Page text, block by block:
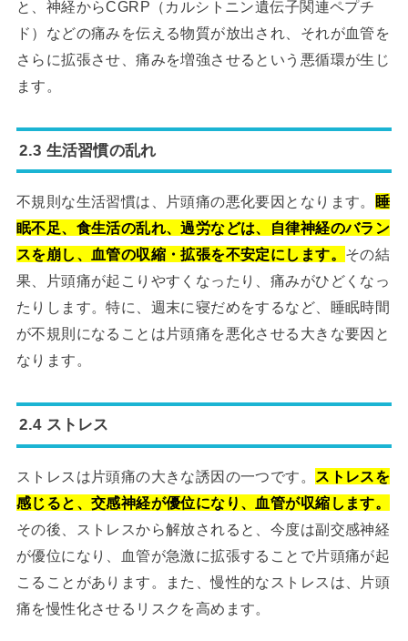
と、神経からCGRP（カルシトニン遺伝子関連ペプチ
ド）などの痛みを伝える物質が放出され、それが血管を
さらに拡張させ、痛みを増強させるという悪循環が生じ
ます。
2.3 生活習慣の乱れ
不規則な生活習慣は、片頭痛の悪化要因となります。
睡
眠不足、食生活の乱れ、過労などは、自律神経のバラン
スを崩し、血管の収縮・拡張を不安定にします。 その結
果、片頭痛が起こりやすくなったり、痛みがひどくなっ
たりします。特に、週末に寝だめをするなど、睡眠時間
が不規則になることは片頭痛を悪化させる大きな要因と
なります。
2.4 ストレス
ストレスは片頭痛の大きな誘因の一つです。
ストレスを
感じると、交感神経が優位になり、血管が収縮します。
その後、ストレスから解放されると、今度は副交感神経
が優位になり、血管が急激に拡張することで片頭痛が起
こることがあります。また、慢性的なストレスは、片頭
痛を慢性化させるリスクを高めます。